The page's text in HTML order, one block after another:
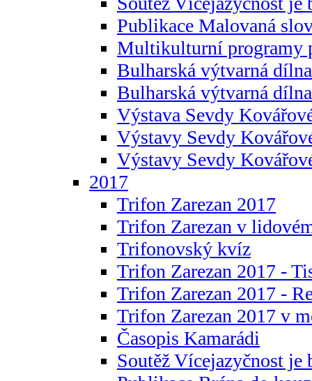
Publikace Malovaná
Multikulturní programy
Bulharská výtvarná
Bulharská výtvarná
Výstava Sevdy
Výstavy Sevdy
Výstavy Sevdy
2017
Trifon Zarezan 2017
Trifon Zarezan v
Trifonovský kvíz
Trifon Zarezan 2017 -
Trifon Zarezan 2017 -
Trifon Zarezan 2017 v
Časopis Kamarádi
Soutěž Vícejazyčnost je